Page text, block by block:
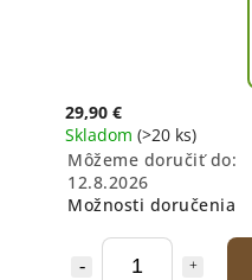
29,90 €
Skladom (>20 ks)
Môžeme doručiť do:
12.8.2026
Možnosti doručenia